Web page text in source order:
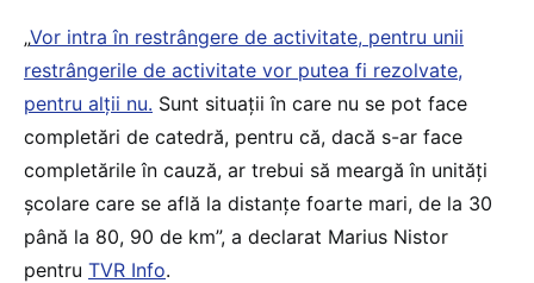
„Vor intra în restrângere de activitate, pentru unii
restrângerile de activitate vor putea fi rezolvate,
pentru alţii nu. Sunt situaţii în care nu se pot face
completări de catedră, pentru că, dacă s-ar face
completările în cauză, ar trebui să meargă în unităţi
şcolare care se află la distanţe foarte mari, de la 30
până la 80, 90 de km”, a declarat Marius Nistor
pentru TVR Info.